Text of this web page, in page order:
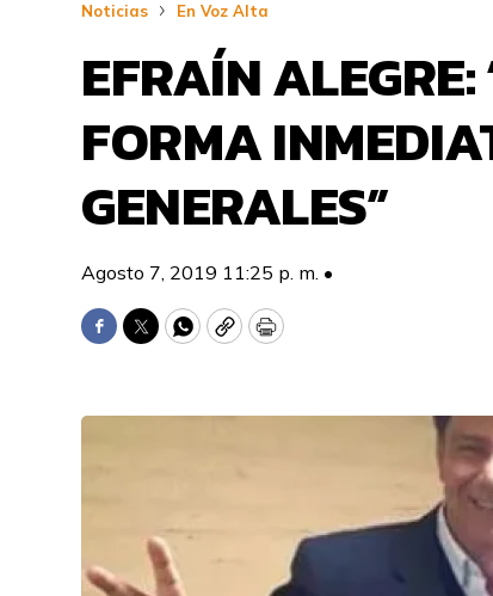
Noticias En Voz Alta
EFRAÍN
FORMA
GENERALES”
Agosto 7, 2019 11:25 p. m. •
Facebook
TwitterWhatsApp
CopyPrint